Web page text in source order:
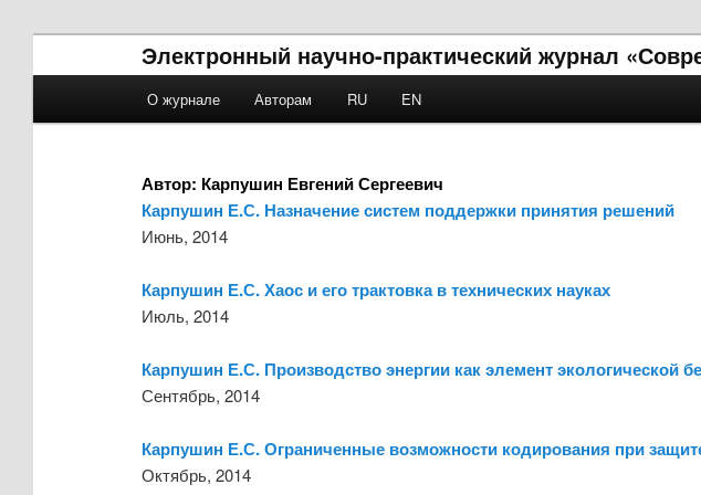
Электронный научно-практический журнал
Skip to primary content
Skip to secondary content
О журнале Авторам RU EN
Автор: Карпушин Евгений Сергеевич
Карпушин Е.С. Назначение систем поддержки принятия решений
Июнь, 2014
Карпушин Е.С. Хаос и его трактовка в технических науках
Июль, 2014
Карпушин Е.С. Производство энергии как элемент экологической
Сентябрь, 2014
Карпушин Е.С. Ограниченные возможности кодирования при
Октябрь, 2014